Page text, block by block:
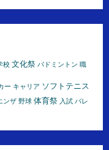
校 文化祭 バドミントン 職
ー キャリア ソフトテニス
ンザ 野球 体育祭 入試 バレ